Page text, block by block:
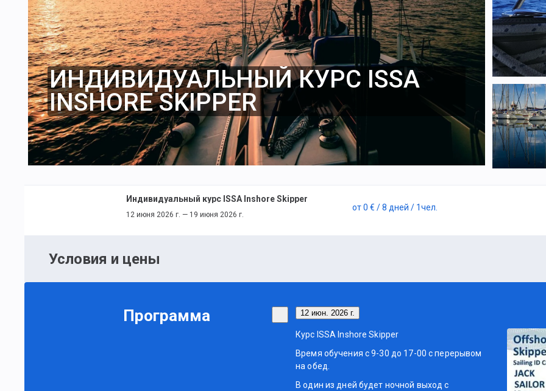
ИНДИВИДУАЛЬНЫЙ КУРС ISSA
INSHORE SKIPPER
Индивидуальный курс ISSA Inshore Skipper
12 июня 2026 г. — 19 июня 2026 г.
от0 € / 8 дней / 1чел.
Условия и цены
Программа 12 июн. 2026 г.
Курс ISSA Inshore Skipper
Время обучения с 9-30 до 17-00 с перерывом
на обед.
В один из дней будет ночной выход с